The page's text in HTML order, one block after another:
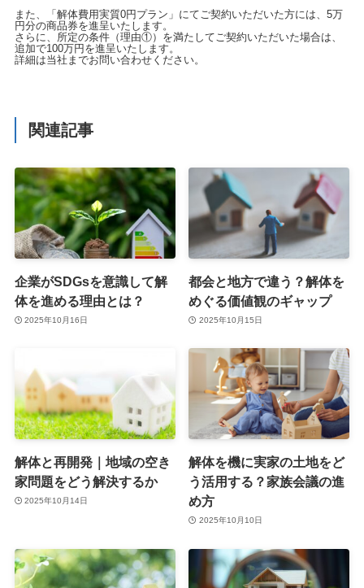
また、「解体費用実質0円プラン」にてご契約いただいた方には、5万
円分の商品券を進呈いたします。
さらに、所定の条件（理由①）を満たしてご契約いただいた場合は、
追加で100万円を進呈いたします。
詳細は当社までお問い合わせください。
関連記事
企業がSDGsを意識して解
体を進める理由とは？
2025年10月16日
都会と地方で違う？解体を
めぐる価値観のギャップ
2025年10月15日
解体と再開発｜地域の空き
家問題をどう解決するか
2025年10月14日
解体を機に実家の土地をど
う活用する？家族会議の進
め方
2025年10月10日